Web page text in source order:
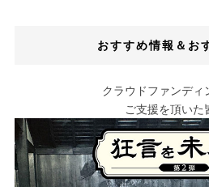
おすすめ情報＆お
クラウドファンディ
ご支援を頂いた